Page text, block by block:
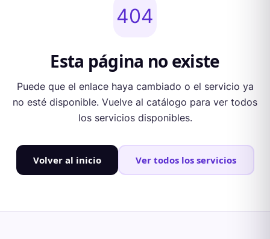
404
Esta página no existe
Puede que el enlace haya cambiado o el servicio ya
no esté disponible. Vuelve al catálogo para ver todos
los servicios disponibles.
Volver al inicio Ver todos los servicios